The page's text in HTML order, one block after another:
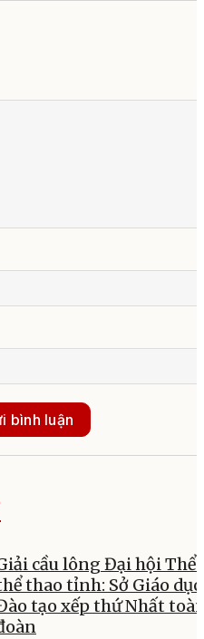
bình luận
cầu lông Đại hội Thể
thao tỉnh: Sở Giáo dục
tạo xếp thứ Nhất